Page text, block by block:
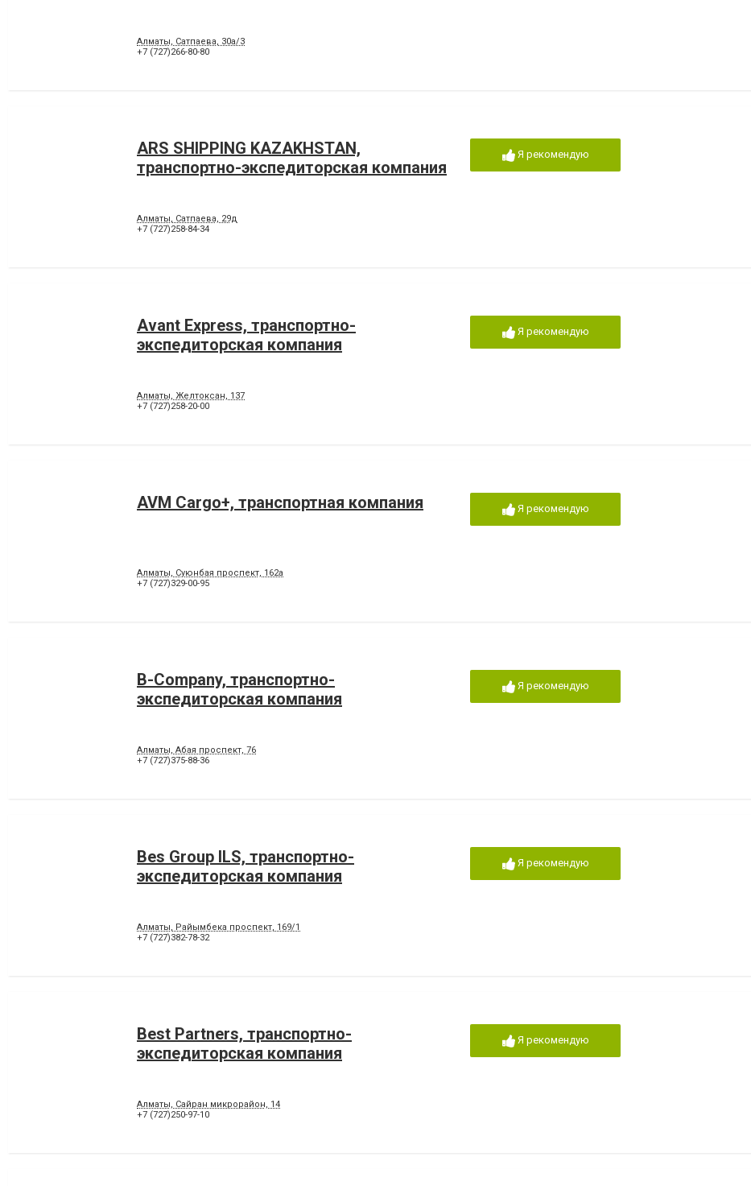
Алматы, Сатпаева, 30а/3
+7 (727)266-80-80
ARS SHIPPING KAZAKHSTAN,
транспортно-экспедиторская компания
Алматы, Сатпаева, 29д
+7 (727)258-84-34
Я рекомендую
Avant Express, транспортно-
экспедиторская компания
Алматы, Желтоксан, 137
+7 (727)258-20-00
Я рекомендую
AVM Cargo+, транспортная компания
Алматы, Суюнбая проспект, 162а
+7 (727)329-00-95
Я рекомендую
B-Company, транспортно-
экспедиторская компания
Алматы, Абая проспект, 76
+7 (727)375-88-36
Я рекомендую
Bes Group ILS, транспортно-
экспедиторская компания
Алматы, Райымбека проспект, 169/1
+7 (727)382-78-32
Я рекомендую
Best Partners, транспортно-
экспедиторская компания
Алматы, Сайран микрорайон, 14
+7 (727)250-97-10
Я рекомендую